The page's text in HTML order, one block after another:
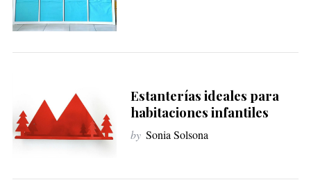
Estanterías ideales para
habitaciones infantiles
by Sonia Solsona